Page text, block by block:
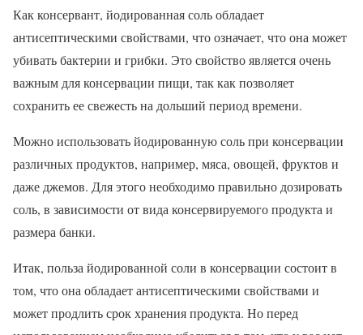
Как консервант, йодированная соль обладает
антисептическими свойствами, что означает, что она может
убивать бактерии и грибки. Это свойство является очень
важным для консервации пищи, так как позволяет
сохранить ее свежесть на дольший период времени.
Можно использовать йодированную соль при консервации
различных продуктов, например, мяса, овощей, фруктов и
даже джемов. Для этого необходимо правильно дозировать
соль, в зависимости от вида консервируемого продукта и
размера банки.
Итак, польза йодированной соли в консервации состоит в
том, что она обладает антисептическими свойствами и
может продлить срок хранения продукта. Но перед